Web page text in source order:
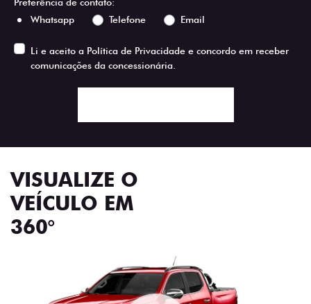
Whatsapp
Telefone Email
Li e aceito a Política de Privacidade e concordo em receber
comunicações da concessionária.
VISUALIZE O
VEÍCULO EM
360°